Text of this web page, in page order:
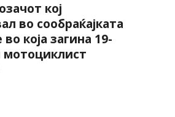
кој
во сообраќајката
во која загина 19-